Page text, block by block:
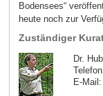
Bodensees“
heute noch zur
Zuständiger
Dr.
E-Mail: